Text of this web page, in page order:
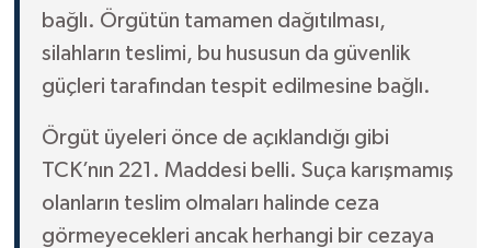
bağlı. Örgütün tamamen dağıtılması,
silahların teslimi, bu hususun da güvenlik
güçleri tarafından tespit edilmesine bağlı.
Örgüt üyeleri önce de açıklandığı gibi
TCK’nın 221. Maddesi belli. Suça karışmamış
olanların teslim olmaları halinde ceza
görmeyecekleri ancak herhangi bir cezaya